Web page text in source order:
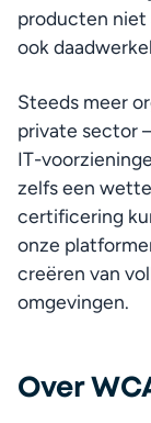
producten niet
ook
Steeds meer
private sector
IT-
zelfs een
certificering
onze
creëren van
omgevingen.
Over